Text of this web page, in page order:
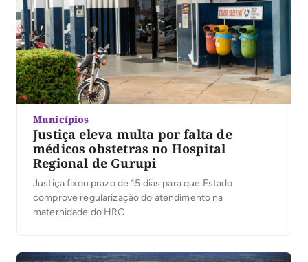
Municípios
Justiça eleva multa por falta de
médicos obstetras no Hospital
Regional de Gurupi
Justiça fixou prazo de 15 dias para que Estado
comprove regularização do atendimento na
maternidade do HRG